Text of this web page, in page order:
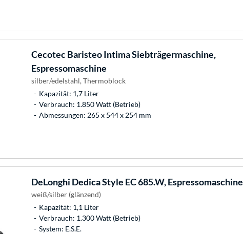
CecotecBaristeo Intima Siebträgermaschine,
Espressomaschine
silber/edelstahl, Thermoblock
Kapazität: 1,7 Liter
Verbrauch: 1.850 Watt (Betrieb)
Abmessungen: 265 x 544 x 254 mm
DeLonghi Dedica Style EC 685.W, Espressomaschine
weiß/silber (glänzend)
Kapazität: 1,1 Liter
Verbrauch: 1.300 Watt (Betrieb)
System: E.S.E.